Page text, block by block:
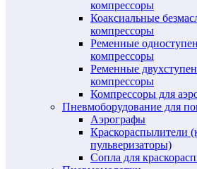
компрессоры
Коаксиальные
компрессоры
Ременные
компрессоры
Ременные
компрессоры
Компрессоры для
Пневмоборудование для
Аэрографы
Краскораспылители
пульверизаторы)
Сопла для